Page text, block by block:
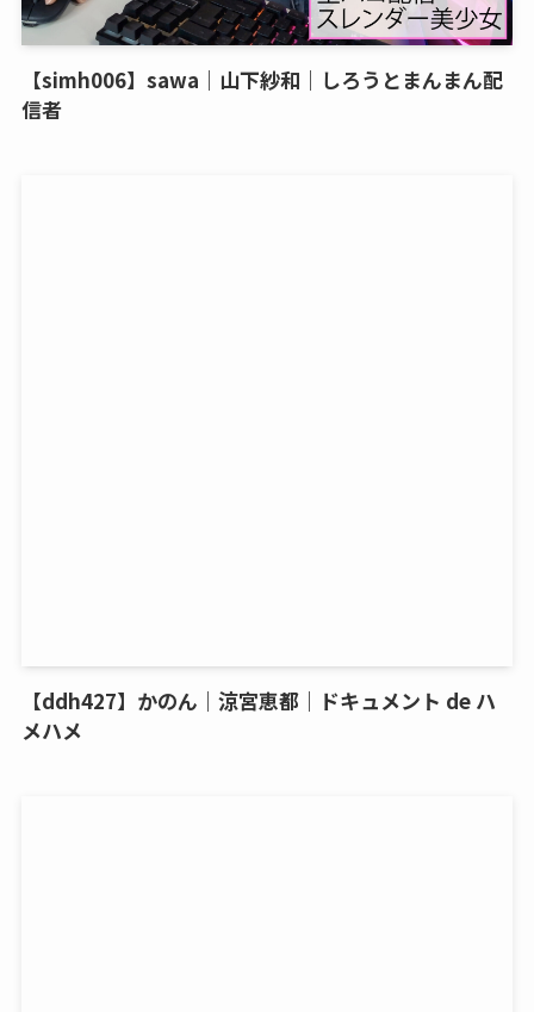
【simh006】sawa｜山下紗和｜しろうとまんまん配
信者
【ddh427】かのん｜涼宮恵都｜ドキュメント de ハ
メハメ